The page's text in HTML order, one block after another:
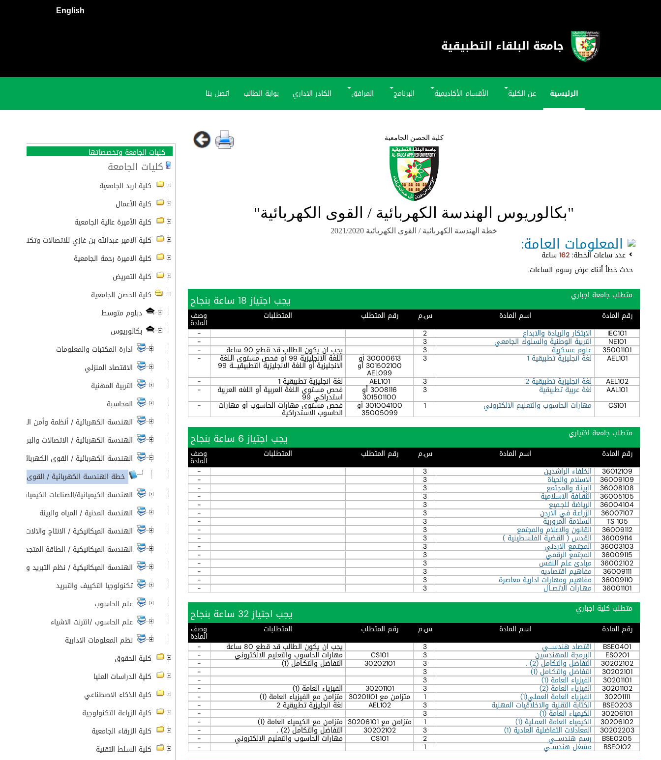
English
جامعة البلقاء التطبيقية
الرئيسية عن الكلية الأقسام الأكاديمية البرنامج المرافق الكادر الاداري بوابة الطالب اتصل بنا
كلية الحصن الجامعية
"بكالوريوس الهندسة الكهربائية / القوى الكهربائية"
خطة الهندسة الكهربائية / القوى الكهربائية 2021/2020
المعلومات العامة:
عدد ساعات الخطة:162ساعة
حدث خطأ أثناء عرض رسوم الساعات.
متطلب جامعة اجباري
يجب اجتياز 18 ساعة بنجاح
رقم المادة اسم المادة س.م رقم المتطلب المتطلبات وصف
المادة
IEC101 الابتكار والريادة والابداع 2
-
NE101 التربية الوطنية والسلوك الجامعي 3
-
35001101 علوم عسكرية 3 يجب ان يكون الطالب قد قطع 90 ساعة -
AEL101 لغة انجليزية تطبيقية 1 3 30000613 أو
301502100 أو
AEL099
اللغة الانجليزية 99 أو فحص مستوى اللغة
الانجليزية أو اللغة الانجليزية التطبيقيــــة 99
-
AEL102
لغة انجليزية تطبيقية 2 3
AEL101 لغة انجليزية تطبيقية 1 -
AAL101 لغة عربية تطبيقية 3 3008116 أو
301501100
فحص مستوى اللغة العربية أو اللغه العربية
استدراكي 99
-
CS101
مهارات الحاسوب والتعليم الالكتروني 1 301004100 أو
35005099
فحص مستوى مهارات الحاسوب أو مهارات
الحاسوب الاستدراكية
-
متطلب جامعة اختياري يجب اجتياز 6 ساعة بنجاح
رقم المادة اسم المادة س.م رقم المتطلب المتطلبات وصف
المادة
36012109 الخلفاء الراشدين 3
-
36009109 الاسلام والحياة 3
-
36008108 البيئـة والمجتمع 3
-
36005105 الثقـافة الاسلامية 3
-
36004104 الرياضة للجـميع 3
-
36007107 الزراعـة في الاردن 3
-
TS 105 السلامة المرورية 3
-
36009112 القانون والاعلام والمجتمع 3
-
36009114 القدس ( القضية الفلسطينية ) 3
-
36003103 المجتـمع الاردني 3
-
36009115 المجتمع الرقمي 3
-
36002102 مبادئ علم النفس 3
-
36009111 مفاهيم اقتصاديه 3
-
36009110 مفاهيم ومهارات ادارية معاصرة 3
-
36001101 مهـارات الاتصــال 3
-
متطلب كلية اجباري
يجب اجتياز 32 ساعة بنجاح
رقم المادة اسم المادة س.م رقم المتطلب المتطلبات وصف
المادة
BSE0401 اقتصاد هندســـي 3 يجب ان يكون الطالب قد قطع 80 ساعة -
ES0201 البرمجة للمهندسين 3
CS101 مهارات الحاسوب والتعليم الالكتروني -
30202102 التفاضل والتكامل (2) . 3
30202101 التفاضل والتكـامل (1) -
30202101 التفاضل والتكـامل (1) 3
-
30201101 الفيزياء العامة (1) 3
-
30201102 الفيزياء العامة (2) 3
30201101 الفيزياء العامة (1) -
30201111 الفيزياء العامة العملي(1) 1 متزامن مع 30201101 متزامن مع الفيزياء العامة (1) -
BSE0203 الكتابة التقنية والاخلاقيات المهنية 3
AEL102 لغة انجليزية تطبيقية 2 -
30206101 الكيمياء العامة (1) 3
-
30206102 الكيمياء العامة العمـلية (1) 1 متزامن مع 30206101 متزامن مع الكيمياء العامة (1) -
30202203 المعادلات التفاضلية العادية (1) 3
30202102 التفاضل والتكامل (2) . -
BSE0205 رسم هندســـي 2
CS101 مهارات الحاسوب والتعليم الالكتروني -
BSE0102 مشغل هندســي 1
-
كليات الجامعة وتخصصاتها
كليات الجامعة
كلية اربد الجامعية
كلية الأعمال
كلية الأميرة عالية الجامعية
كلية الامير عبدالله بن غازي للاتصالات وتكنولوجيا
كلية الاميرة رحمة الجامعية
كلية التمريض
كلية الحصن الجامعية
دبلوم متوسط
بكالوريوس
ادارة المكتبات والمعلومات
الاقتصاد المنزلي
التربية المهنية
المحاسبة
الهندسة الكهربائية / أنظمة وأمن الشبكات
الهندسة الكهربائية / الاتصالات والبرمجيات
الهندسة الكهربائية / القوى الكهربائية
خطة الهندسة الكهربائية / القوى الكهربائية 2021/
الهندسة الكيميائية/الصناعات الكيميائية
الهندسة المدنية / المياه والبيئة
الهندسة الميكانيكية / الانتاج والالات
الهندسة الميكانيكية / الطاقة المتجددة
الهندسة الميكانيكية / نظم التبريد وتكييف
تكنولوجيا التكييف والتبريد
علم الحاسوب
علم الحاسوب /انترنت الاشياء
نظم المعلومات الادارية
كلية الحقوق
كلية الدراسات العليا
كلية الذكاء الاصطناعي
كلية الزراعة التكنولوجية
كلية الزرقاء الجامعية
كلية السلط التقنية